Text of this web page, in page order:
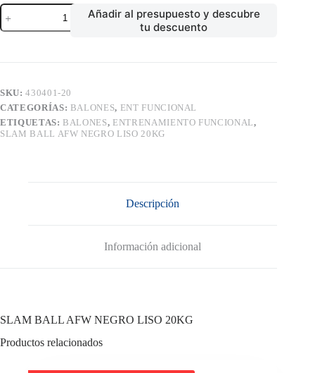
SLAM
BALL
AFW
Añadir al presupuesto y descubre
tu descuento
SKU:430401-20
CATEGORÍAS: BALONES, ENT FUNCIONAL
ETIQUETAS: BALONES, ENTRENAMIENTO FUNCIONAL,
SLAM BALL AFW NEGRO LISO 20KG
Descripción
Información adicional
SLAM BALL AFW NEGRO LISO 20KG
Productos relacionados